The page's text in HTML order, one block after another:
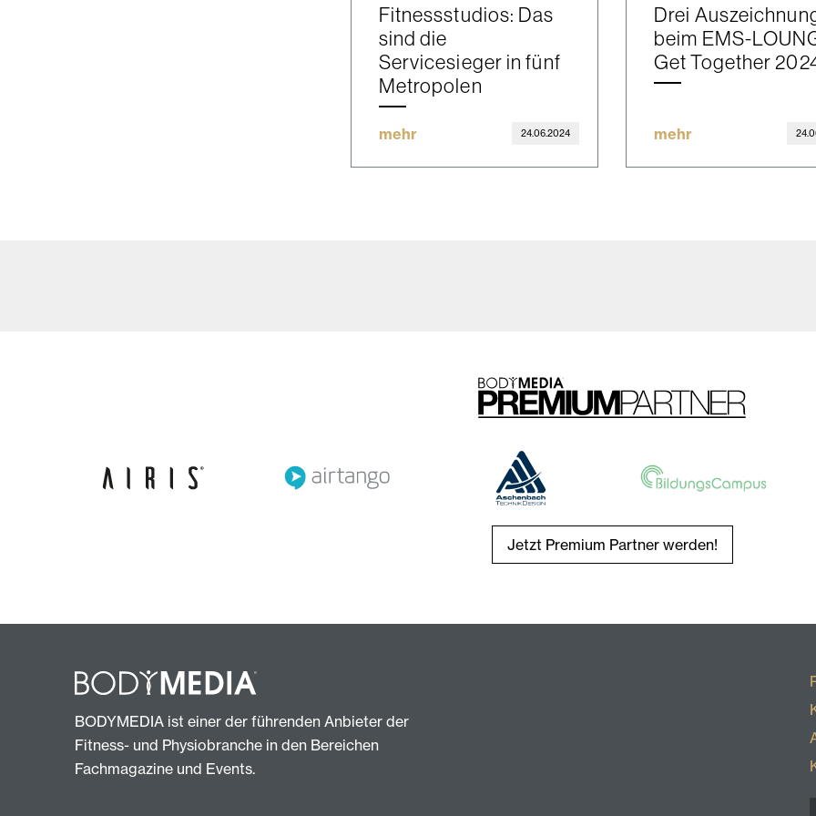
Fitnessstudios: Das
sind die
Servicesieger in fünf
Metropolen
mehr 24.06.2024
Drei
beim EMS-
Get Together
mehr
Jetzt Premium Partner werden!
BODYMEDIA ist einer der führenden Anbieter der
Fitness- und Physiobranche in den Bereichen
Fachmagazine und Events.